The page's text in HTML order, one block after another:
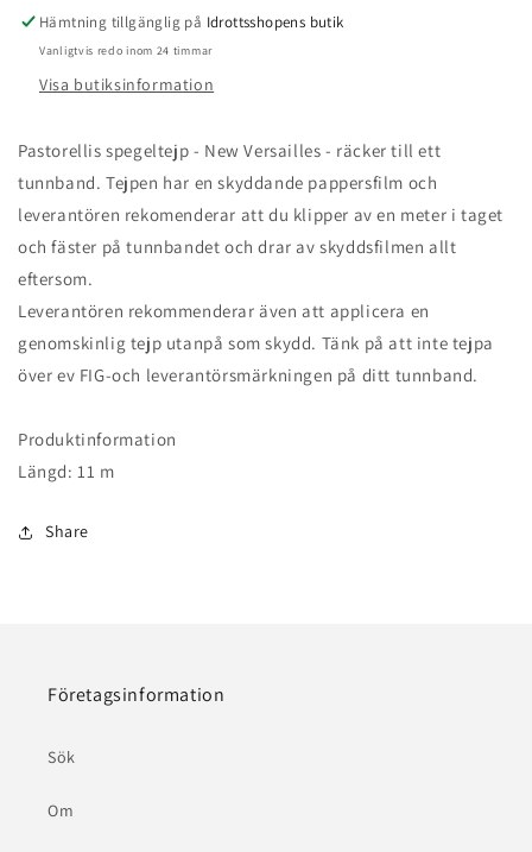
Hämtning tillgänglig på Idrottsshopens butik
Vanligtvis redo inom 24 timmar
Visa butiksinformation
Pastorellis spegeltejp - New Versailles - räcker till ett
tunnband. Tejpen har en skyddande pappersfilm och
leverantören rekomenderar att du klipper av en meter i taget
och fäster på tunnbandet och drar av skyddsfilmen allt
eftersom.
Leverantören rekommenderar även att applicera en
genomskinlig tejp utanpå som skydd. Tänk på att inte tejpa
över ev FIG-och leverantörsmärkningen på ditt tunnband.
Produktinformation
Längd: 11 m
Share
Företagsinformation
Sök
Om